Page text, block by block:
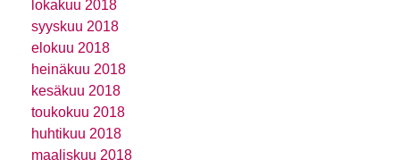
lokakuu 2018
syyskuu 2018
elokuu 2018
heinäkuu 2018
kesäkuu 2018
toukokuu 2018
huhtikuu 2018
maaliskuu 2018